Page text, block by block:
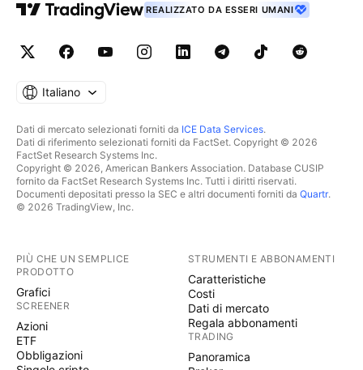
stessa possibilità di verificarsi del lancio di una
sui futures USA siamo arrivati a +136,70% dall'inizio
rendimento utilizzando i 3 futures Americani. Nasdaq
+154,62% Rendimento medio dei 3 futures nel
periodo +175,34%.
REALIZZATO DA ESSERI UMANI
Italiano
Dati di mercato selezionati forniti da ICE Data Services.
Dati di riferimento selezionati forniti da FactSet. Copyright © 2026
FactSet Research Systems Inc.
Copyright © 2026, American Bankers Association. Database CUSIP
fornito da FactSet Research Systems Inc. Tutti i diritti riservati.
Documenti depositati presso la SEC e altri documenti forniti da Quartr.
© 2026 TradingView, Inc.
PIÙ CHE UN SEMPLICE
PRODOTTO
Grafici
SCREENER
Azioni
ETF
Obbligazioni
STRUMENTI E ABBONAMENTI
Caratteristiche
Costi
Dati di mercato
Regala abbonamenti
TRADING
Panoramica